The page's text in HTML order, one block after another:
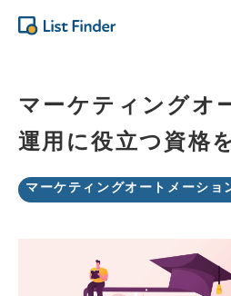
マーケティングオ
運用に役立つ資格
マーケティングオートメーショ